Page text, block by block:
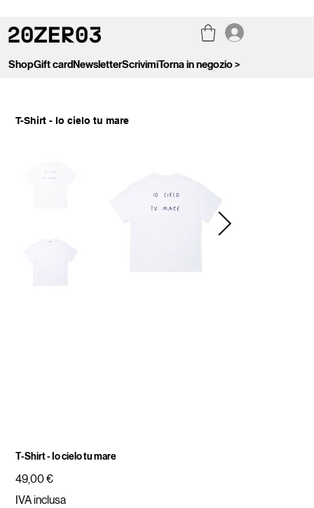
ShopGift cardNewsletterScrivimiTorna in negozio >
T-Shirt - Io cielo tu mare
T-Shirt - Io cielo tu mare
Prezzo
49,00 €
IVA inclusa